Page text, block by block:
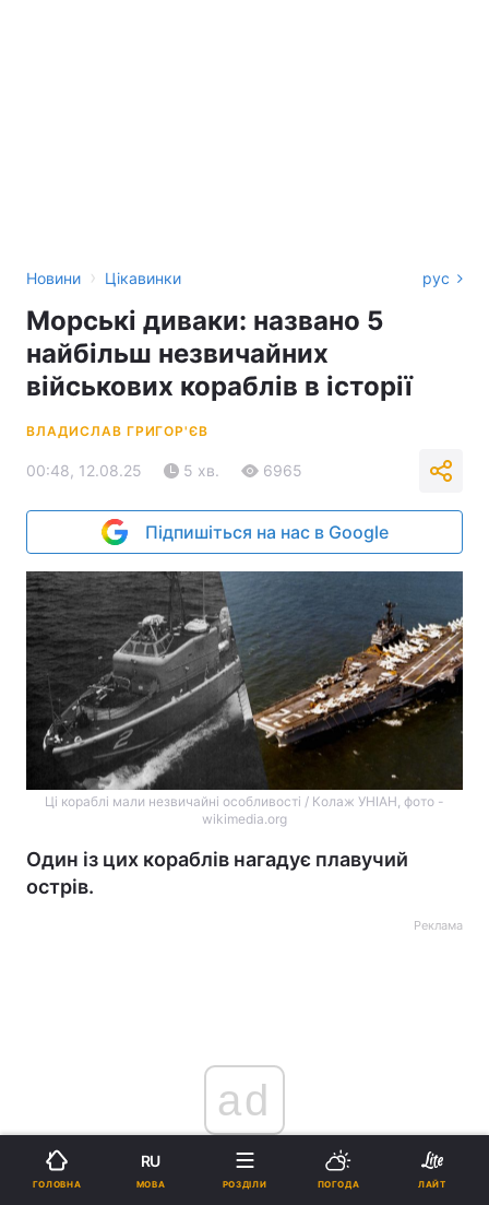
Новини › Цікавинки рус
Морські диваки: названо 5
найбільш незвичайних
військових кораблів в історії
ВЛАДИСЛАВ ГРИГОР'ЄВ
00:48, 12.08.25 5 хв. 6965
Підпишіться на нас в Google
Ці кораблі мали незвичайні особливості / Колаж УНІАН, фото -
wikimedia.org
Один із цих кораблів нагадує плавучий
острів.
Реклама
ad
ГОЛОВНА
RU
МОВА РОЗДІЛИ ПОГОДА ЛАЙТ